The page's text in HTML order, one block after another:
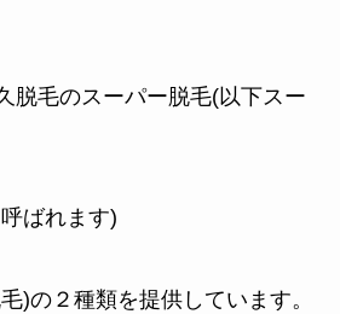
脱毛のスーパー脱毛(以下スー
ばれます)
)の２種類を提供しています。